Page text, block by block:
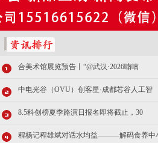
合美术馆展览预告丨“@武汉·2026喃喃
中电光谷（OVU）创客星·成都芯谷人工智
8.5科创榜夏季路演日报名即将截止，30
程杨记程雄斌对话水均益———解码食养中